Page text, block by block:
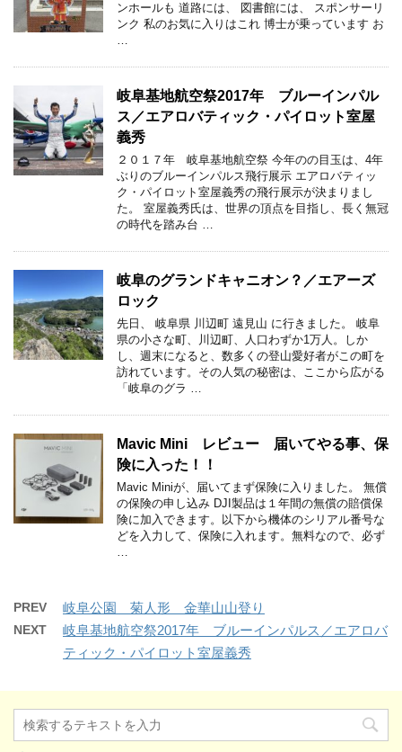
ンホールも 道路には、 図書館には、 スポンサーリ
ンク 私のお気に入りはこれ 博士が乗っています お
…
岐阜基地航空祭2017年 ブルーインパル
ス／エアロバティック・パイロット室屋
義秀
２０１７年 岐阜基地航空祭 今年のの目玉は、4年
ぶりのブルーインパルス飛行展示 エアロバティッ
ク・パイロット室屋義秀の飛行展示が決まりまし
た。 室屋義秀氏は、世界の頂点を目指し、長く無冠
の時代を踏み台 …
岐阜のグランドキャニオン？／エアーズ
ロック
先日、 岐阜県 川辺町 遠見山 に行きました。 岐阜
県の小さな町、川辺町、人口わずか1万人。しか
し、週末になると、数多くの登山愛好者がこの町を
訪れています。その人気の秘密は、ここから広がる
「岐阜のグラ …
Mavic Mini レビュー 届いてやる事、保
険に入った！！
Mavic Miniが、届いてまず保険に入りました。 無償
の保険の申し込み DJI製品は１年間の無償の賠償保
険に加入できます。以下から機体のシリアル番号な
どを入力して、保険に入れます。無料なので、必ず
…
PREV 岐阜公園 菊人形 金華山山登り
NEXT
岐阜基地航空祭2017年 ブルーインパルス／エアロバ
ティック・パイロット室屋義秀